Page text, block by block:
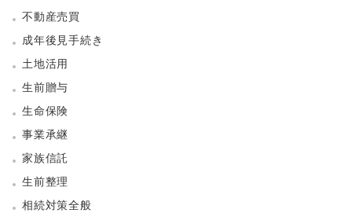
不動産売買
成年後見手続き
土地活用
生前贈与
生命保険
事業承継
家族信託
生前整理
相続対策全般